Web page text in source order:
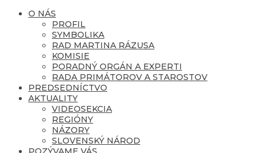
O NÁS
PROFIL
SYMBOLIKA
RAD MARTINA RÁZUSA
KOMISIE
PORADNÝ ORGÁN A EXPERTI
RADA PRIMÁTOROV A STAROSTOV
PREDSEDNÍCTVO
AKTUALITY
VIDEOSEKCIA
REGIÓNY
NÁZORY
SLOVENSKÝ NÁROD